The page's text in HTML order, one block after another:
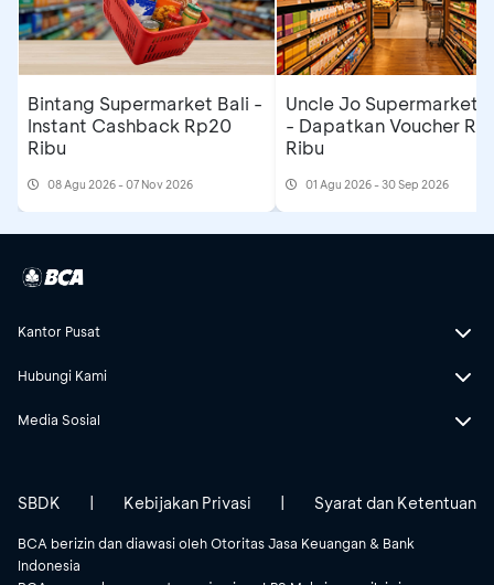
Bintang Supermarket Bali -
Instant Cashback Rp20
Ribu
08 Agu 2026 - 07 Nov 2026
Uncle Jo Supermarket
- Dapatkan Voucher
Ribu
01 Agu 2026 - 30 Sep 2026
Kantor Pusat
Hubungi Kami
Media Sosial
BCA berizin dan diawasi oleh Otoritas Jasa Keuangan & Bank
Indonesia
SBDK | Kebijakan Privasi | Syarat dan Ketentuan